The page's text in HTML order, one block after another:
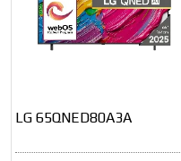
LG 65QNED80A3A